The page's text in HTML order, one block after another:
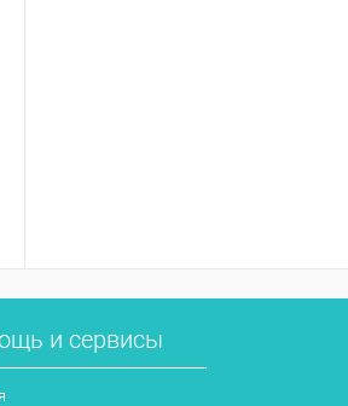
и сервисы